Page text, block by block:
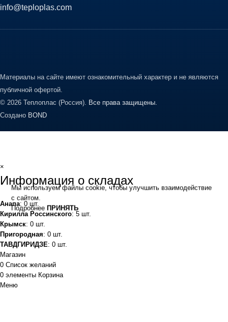
info@teploplas.com
Материалы на сайте имеют ознакомительный характер и не являются
публичной офертой.
© 2026 Теплоплас (Россия). Все права защищены.
Создано BOND
Мы используем файлы cookie, чтобы улучшить взаимодействие
с сайтом.
Подробнее ПРИНЯТЬ
×
Информация о складах
Анапа: 0 шт.
Кирилла Россинского: 5 шт.
Крымск: 0 шт.
Пригородная: 0 шт.
ТАВДГИРИДЗЕ: 0 шт.
Магазин
0 Список желаний
0 элементы Корзина
Меню